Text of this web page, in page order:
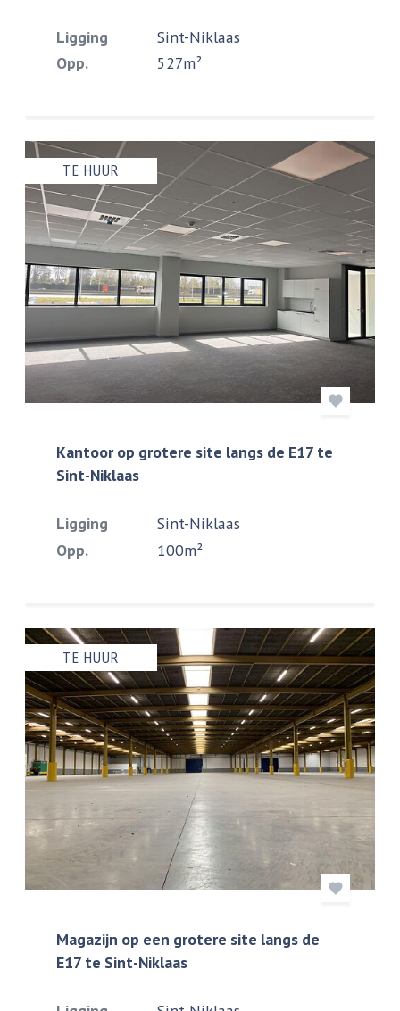
Ligging
Sint-Niklaas
Opp.
527m²
TE HUUR
Kantoor op grotere site langs de E17 te
Sint-Niklaas
Ligging
Sint-Niklaas
Opp.
100m²
TE HUUR
Magazijn op een grotere site langs de
E17 te Sint-Niklaas